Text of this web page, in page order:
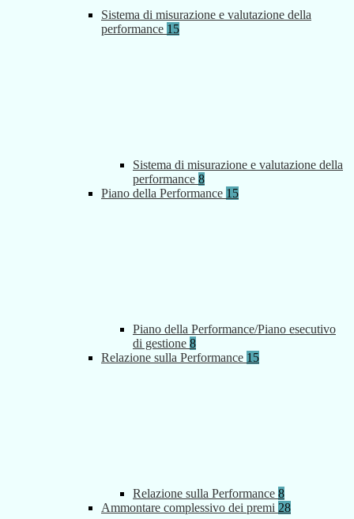
Sistema di misurazione e valutazione della
performance 15
Sistema di misurazione e valutazione della
performance 8
Piano della Performance 15
Piano della Performance/Piano esecutivo
di gestione 8
Relazione sulla Performance 15
Relazione sulla Performance 8
Ammontare complessivo dei premi 28